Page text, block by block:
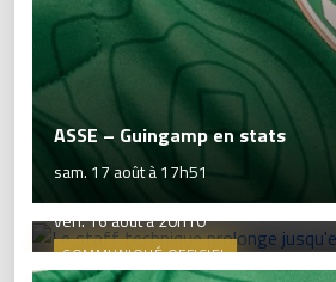
ASSE – Guingamp en stats
sam. 17 août à 17h51
COMMUNIQUÉ OFFICIEL
Le staff technique prolonge
2016
ven. 16 août à 20h10